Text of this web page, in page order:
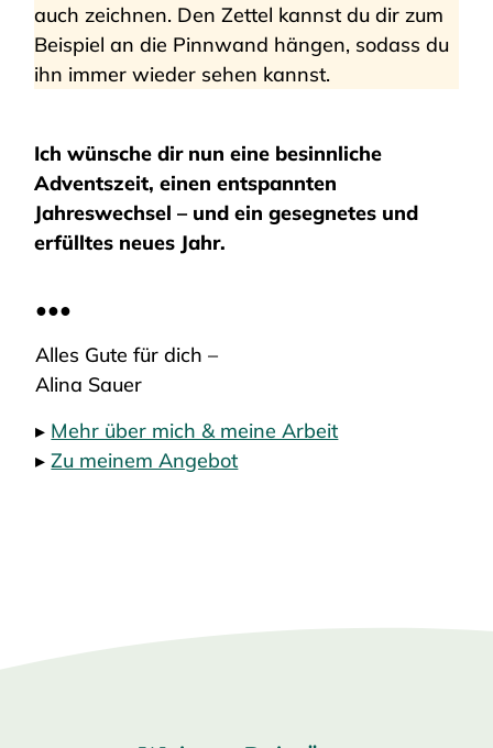
auch zeichnen. Den Zettel kannst du dir zum
Beispiel an die Pinnwand hängen, sodass du
ihn immer wieder sehen kannst.
Ich wünsche dir nun eine besinnliche
Adventszeit, einen entspannten
Jahreswechsel – und ein gesegnetes und
erfülltes neues Jahr.
●●●
Alles Gute für dich –
Alina Sauer
▸ Mehr über mich & meine Arbeit
▸Zu meinem Angebot